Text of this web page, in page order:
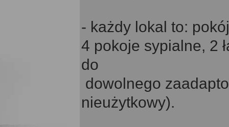
- każdy lokal to:
4 pokoje sypialne, 2
do
dowolnego
nieużytkowy).